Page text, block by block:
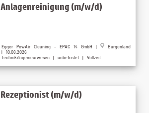
Anlagenreinigung (m/w/d)
Egger PowAir Cleaning - EPAC 14 GmbH |
Burgenland
| 10.08.2026
Technik/Ingenieurwesen | unbefristet | Vollzeit
Rezeptionist (m/w/d)